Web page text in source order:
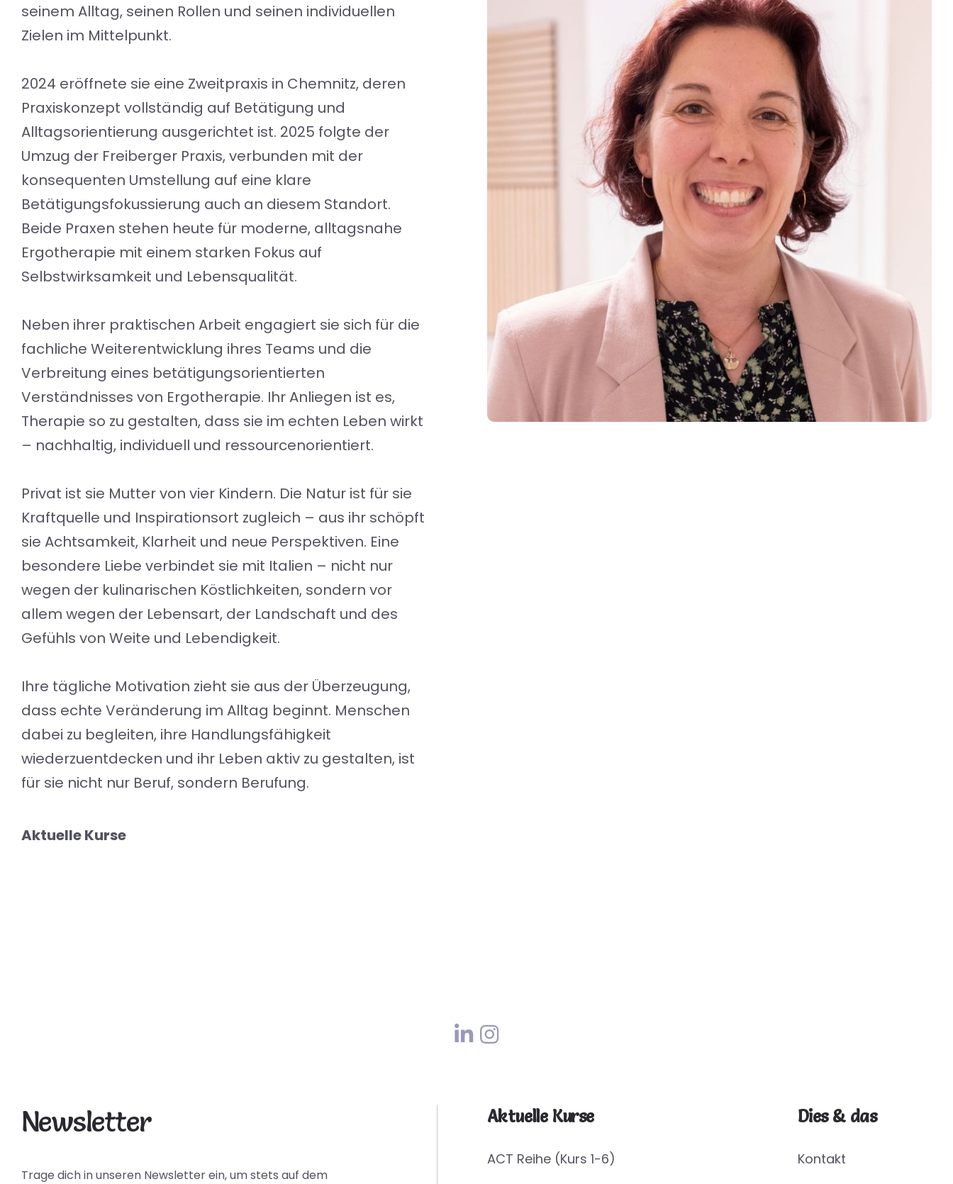
seinem Alltag, seinen Rollen und seinen individuellen
Zielen im Mittelpunkt.
2024 eröffnete sie eine Zweitpraxis in Chemnitz, deren
Praxiskonzept vollständig auf Betätigung und
Alltagsorientierung ausgerichtet ist. 2025 folgte der
Umzug der Freiberger Praxis, verbunden mit der
konsequenten Umstellung auf eine klare
Betätigungsfokussierung auch an diesem Standort.
Beide Praxen stehen heute für moderne, alltagsnahe
Ergotherapie mit einem starken Fokus auf
Selbstwirksamkeit und Lebensqualität.
Neben ihrer praktischen Arbeit engagiert sie sich für die
fachliche Weiterentwicklung ihres Teams und die
Verbreitung eines betätigungsorientierten
Verständnisses von Ergotherapie. Ihr Anliegen ist es,
Therapie so zu gestalten, dass sie im echten Leben wirkt
– nachhaltig, individuell und ressourcenorientiert.
Privat ist sie Mutter von vier Kindern. Die Natur ist für sie
Kraftquelle und Inspirationsort zugleich – aus ihr schöpft
sie Achtsamkeit, Klarheit und neue Perspektiven. Eine
besondere Liebe verbindet sie mit Italien – nicht nur
wegen der kulinarischen Köstlichkeiten, sondern vor
allem wegen der Lebensart, der Landschaft und des
Gefühls von Weite und Lebendigkeit.
Ihre tägliche Motivation zieht sie aus der Überzeugung,
dass echte Veränderung im Alltag beginnt. Menschen
dabei zu begleiten, ihre Handlungsfähigkeit
wiederzuentdecken und ihr Leben aktiv zu gestalten, ist
für sie nicht nur Beruf, sondern Berufung.
Aktuelle Kurse
Newsletter
Trage dich in unseren Newsletter ein, um stets auf dem
Aktuelle Kurse
ACT Reihe (Kurs 1-6)
Dies & das
Kontakt